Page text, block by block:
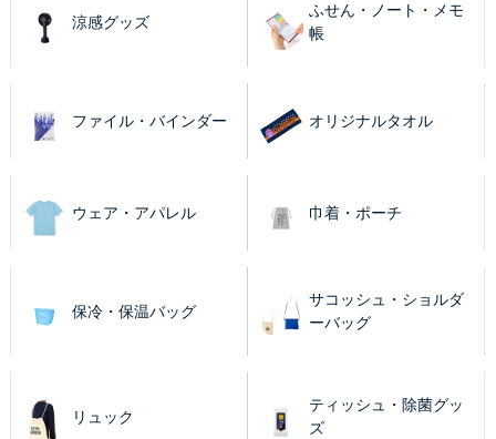
涼感グッズ
ふせん・ノート・メモ
帳
ファイル・バインダー オリジナルタオル
ウェア・アパレル 巾着・ポーチ
保冷・保温バッグ
サコッシュ・ショルダ
ーバッグ
リュック
ティッシュ・除菌グッ
ズ